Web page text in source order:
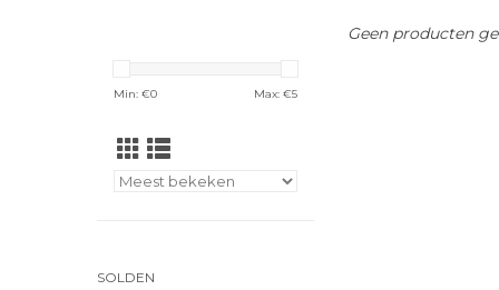
Min: €0 Max: €5
SOLDEN
Geen producten